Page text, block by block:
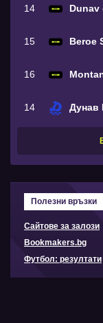
14 Dunav
15 Beroe
16
14 Дунав
Полезни връзки
Сайтове за залози
Bookmakers.bg
Футбол: резултати